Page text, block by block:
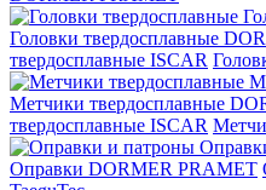
Головки твердосплавные
твердосплавные ISCAR
Метчики твердосплавные
твердосплавные ISCAR
Оправки DORMER PRAMET